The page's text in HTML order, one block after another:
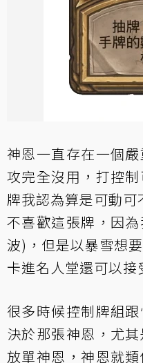
神恩一直存在一個
攻完全沒用，打控
牌我認為算是可動
不喜歡這張牌，因
波)，但是以暴雪想
卡進名人堂還可以接
很多時候控制牌組
決於那張神恩，尤
放單神恩，神恩就